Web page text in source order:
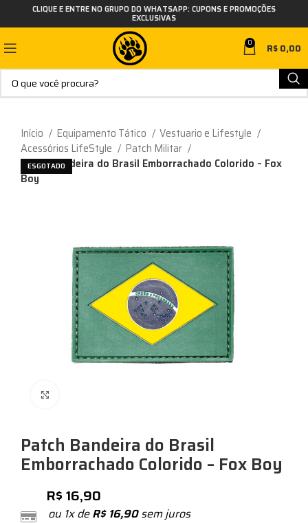
CLIQUE E ENTRE NO GRUPO DO WHATSAPP: CUPONS E PROMOÇÕES
EXCLUSIVAS
0 R$0,00
Início Equipamento Tático
Vestuario e Lifestyle
Acessórios LifeStyle
Patch Militar
Patch Bandeira do Brasil Emborrachado Colorido – Fox
Boy
ESGOTADO
Patch Bandeira do Brasil
Emborrachado Colorido – Fox Boy
R$16,90
ou 1x deR$16,90sem juros